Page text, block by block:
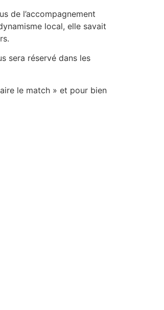
de l’accompagnement
local, elle savait
sera réservé dans les
le match » et pour bien